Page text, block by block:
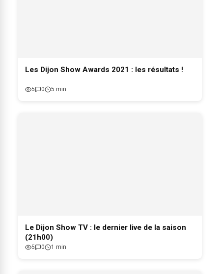
Les Dijon Show Awards 2021 : les résultats !
5 0 5 min
Le Dijon Show TV : le dernier live de la saison
(21h00)
5 0 1 min